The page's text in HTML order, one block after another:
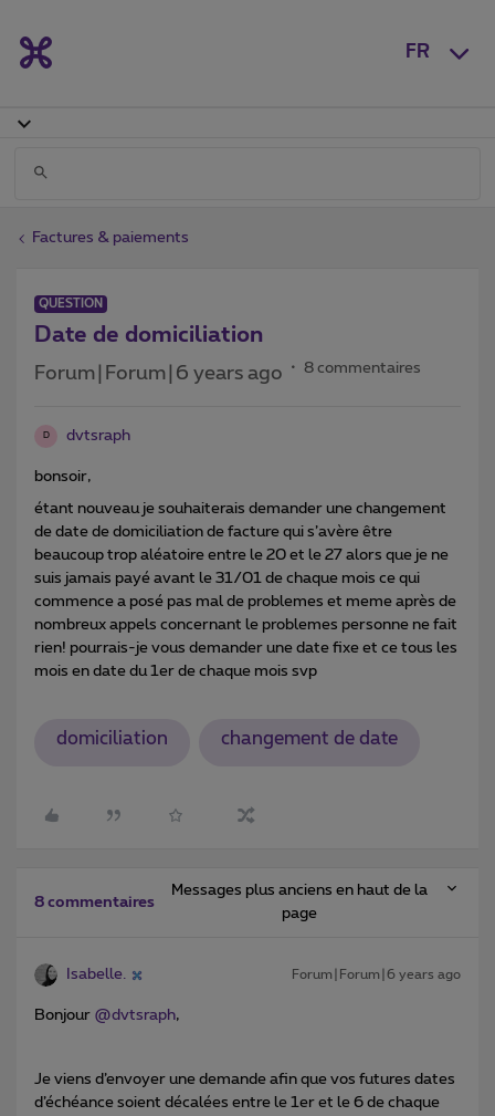
FR
Factures & paiements
QUESTION
Date de domiciliation
Forum|Forum|6 years ago 8 commentaires
D dvtsraph
bonsoir,
étant nouveau je souhaiterais demander une changement
de date de domiciliation de facture qui s’avère être
beaucoup trop aléatoire entre le 20 et le 27 alors que je ne
suis jamais payé avant le 31/01 de chaque mois ce qui
commence a posé pas mal de problemes et meme après de
nombreux appels concernant le problemes personne ne fait
rien! pourrais-je vous demander une date fixe et ce tous les
mois en date du 1er de chaque mois svp
domiciliation changement de date
8 commentaires
Messages plus anciens en haut de la
page
Isabelle. Forum|Forum|6 years ago
Bonjour @dvtsraph,
Je viens d’envoyer une demande afin que vos futures dates
d’échéance soient décalées entre le 1er et le 6 de chaque